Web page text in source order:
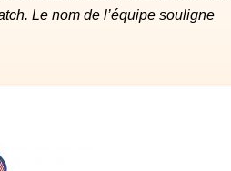
Le nom de l’équipe souligne